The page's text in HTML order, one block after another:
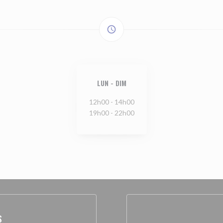
access_time
LUN - DIM
12h00 - 14h00
19h00 - 22h00